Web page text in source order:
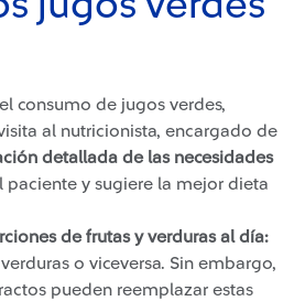
consumo de jugos verdes,
al nutricionista, encargado de
detallada de las necesidades
paciente y sugiere la mejor dieta
de frutas y verduras al día:
o viceversa. Sin embargo,
pueden reemplazar estas